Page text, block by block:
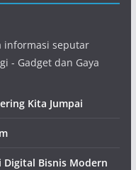
informasi seputar
- Gadget dan Gaya
Kita Jumpai
Digital Bisnis Modern